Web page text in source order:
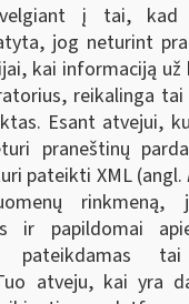
į tai, kad
jog neturint
kai informaciją
reikalinga
Esant atvejui,
praneštinų
pateikti XML (angl.
rinkmeną,
ir papildomai
tai
atveju, kai yra